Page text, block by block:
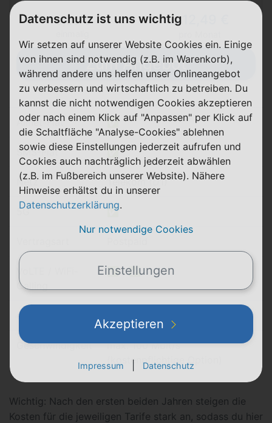
0,00 € ab
Zum Angebot
Allnet-Flat ✅
SMS-Flat ✅
Netz Telekom (D1)
5G ✅
Calling
✅ / ✅
eSIM
Geschwindigkeit
max. 100 Mbit/s
(kostenpflichtige Option)
Wichtig: Nach den ersten beiden Jahren steigen die
Kosten für die jeweiligen Tarife stark an, sodass du hier
Datenschutz ist uns wichtig
Wir setzen auf unserer Website Cookies ein. Einige
von ihnen sind notwendig (z.B. im Warenkorb),
während andere uns helfen unser Onlineangebot
zu verbessern und wirtschaftlich zu betreiben. Du
kannst die nicht notwendigen Cookies akzeptieren
oder nach einem Klick auf "Anpassen" per Klick auf
die Schaltfläche "Analyse-Cookies" ablehnen
sowie diese Einstellungen jederzeit aufrufen und
Cookies auch nachträglich jederzeit abwählen
(z.B. im Fußbereich unserer Website). Nähere
Hinweise erhältst du in unserer
Datenschutzerklärung.
Nur notwendige Cookies
Einstellungen
Akzeptieren
Impressum Datenschutz